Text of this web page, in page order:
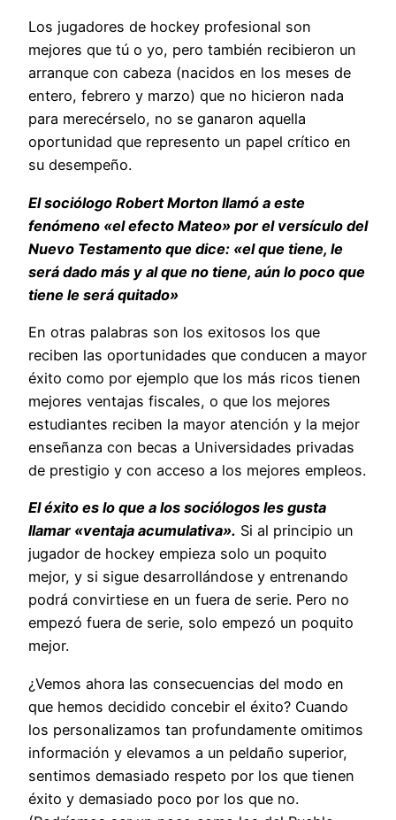
Los jugadores de hockey profesional son
mejores que tú o yo, pero también recibieron un
arranque con cabeza (nacidos en los meses de
entero, febrero y marzo) que no hicieron nada
para merecérselo, no se ganaron aquella
oportunidad que represento un papel crítico en
su desempeño.
El sociólogo Robert Morton llamó a este
fenómeno «el efecto Mateo» por el versículo del
Nuevo Testamento que dice: «el que tiene, le
será dado más y al que no tiene, aún lo poco que
tiene le será quitado»
En otras palabras son los exitosos los que
reciben las oportunidades que conducen a mayor
éxito como por ejemplo que los más ricos tienen
mejores ventajas fiscales, o que los mejores
estudiantes reciben la mayor atención y la mejor
enseñanza con becas a Universidades privadas
de prestigio y con acceso a los mejores empleos.
El éxito es lo que a los sociólogos les gusta
llamar «ventaja acumulativa». Si al principio un
jugador de hockey empieza solo un poquito
mejor, y si sigue desarrollándose y entrenando
podrá convirtiese en un fuera de serie. Pero no
empezó fuera de serie, solo empezó un poquito
mejor.
¿Vemos ahora las consecuencias del modo en
que hemos decidido concebir el éxito? Cuando
los personalizamos tan profundamente omitimos
información y elevamos a un peldaño superior,
sentimos demasiado respeto por los que tienen
éxito y demasiado poco por los que no.